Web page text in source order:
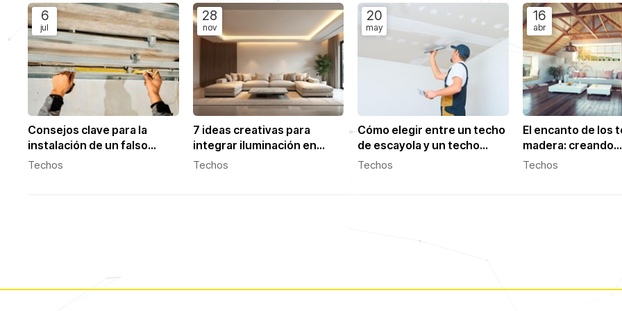
6
jul
Consejos clave para la
instalación de un falso
techo
Techos
28
nov
7 ideas creativas para
integrar iluminación en
falsos techos
Techos
20
may
Cómo elegir entre un techo
de escayola y un techo
metálico: ventajas y
Techos
16
abr
El encanto de los
madera: creando
atmósferas cálidas
Techos